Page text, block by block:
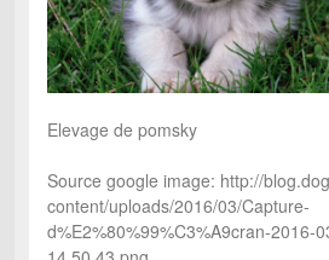
Elevage de pomsky
Source google image: http://
content/uploads/2016/03/Capture-
d%E2%80%99%C3%A9cran-2016-